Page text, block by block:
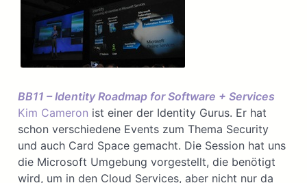
BB11 – Identity Roadmap for Software + Services
Kim Cameron ist einer der Identity Gurus. Er hat
schon verschiedene Events zum Thema Security
und auch Card Space gemacht. Die Session hat uns
die Microsoft Umgebung vorgestellt, die benötigt
wird, um in den Cloud Services, aber nicht nur da